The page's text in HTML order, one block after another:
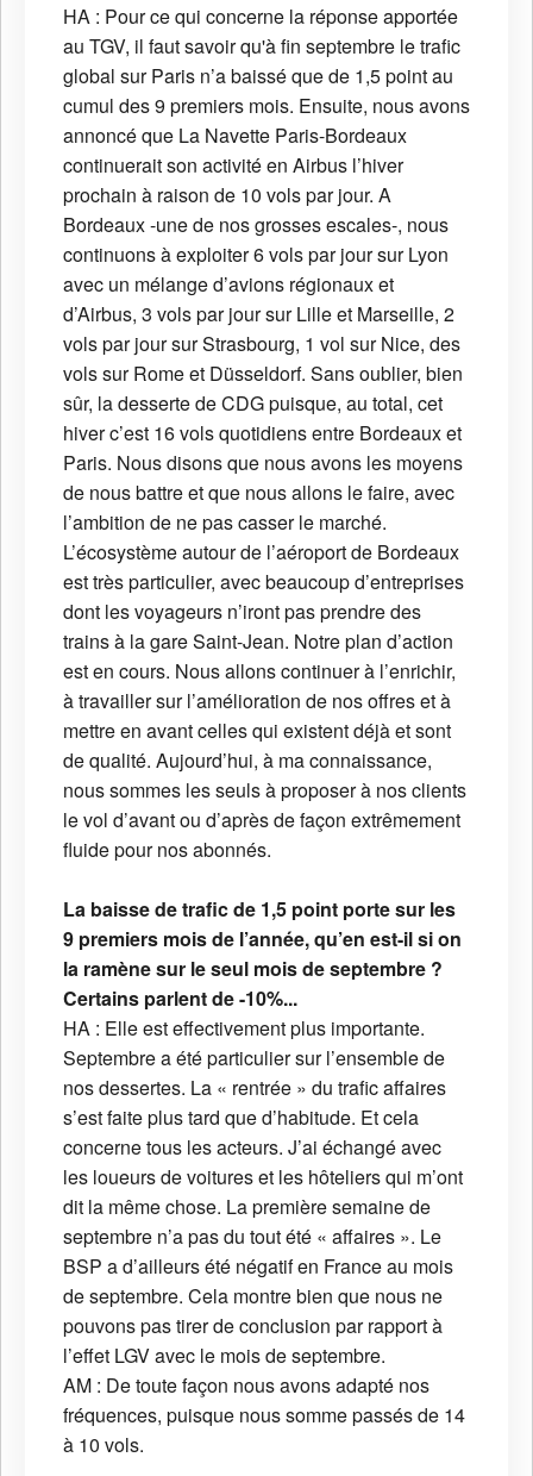
HA : Pour ce qui concerne la réponse apportée
au TGV, il faut savoir qu'à fin septembre le trafic
global sur Paris n’a baissé que de 1,5 point au
cumul des 9 premiers mois. Ensuite, nous avons
annoncé que La Navette Paris-Bordeaux
continuerait son activité en Airbus l’hiver
prochain à raison de 10 vols par jour. A
Bordeaux -une de nos grosses escales-, nous
continuons à exploiter 6 vols par jour sur Lyon
avec un mélange d’avions régionaux et
d’Airbus, 3 vols par jour sur Lille et Marseille, 2
vols par jour sur Strasbourg, 1 vol sur Nice, des
vols sur Rome et Düsseldorf. Sans oublier, bien
sûr, la desserte de CDG puisque, au total, cet
hiver c’est 16 vols quotidiens entre Bordeaux et
Paris. Nous disons que nous avons les moyens
de nous battre et que nous allons le faire, avec
l’ambition de ne pas casser le marché.
L’écosystème autour de l’aéroport de Bordeaux
est très particulier, avec beaucoup d’entreprises
dont les voyageurs n’iront pas prendre des
trains à la gare Saint-Jean. Notre plan d’action
est en cours. Nous allons continuer à l’enrichir,
à travailler sur l’amélioration de nos offres et à
mettre en avant celles qui existent déjà et sont
de qualité. Aujourd’hui, à ma connaissance,
nous sommes les seuls à proposer à nos clients
le vol d’avant ou d’après de façon extrêmement
fluide pour nos abonnés.
La baisse de trafic de 1,5 point porte sur les
9 premiers mois de l’année, qu’en est-il si on
la ramène sur le seul mois de septembre ?
Certains parlent de -10%...
HA : Elle est effectivement plus importante.
Septembre a été particulier sur l’ensemble de
nos dessertes. La « rentrée » du trafic affaires
s’est faite plus tard que d’habitude. Et cela
concerne tous les acteurs. J’ai échangé avec
les loueurs de voitures et les hôteliers qui m’ont
dit la même chose. La première semaine de
septembre n’a pas du tout été « affaires ». Le
BSP a d’ailleurs été négatif en France au mois
de septembre. Cela montre bien que nous ne
pouvons pas tirer de conclusion par rapport à
l’effet LGV avec le mois de septembre.
AM : De toute façon nous avons adapté nos
fréquences, puisque nous somme passés de 14
à 10 vols.